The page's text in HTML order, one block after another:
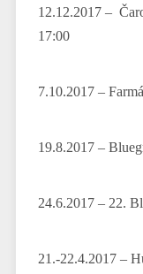
12.12.2017 –
17:00
7.10.2017 –
19.8.2017 –
24.6.2017 – 22.
21.-22.4.2017 –